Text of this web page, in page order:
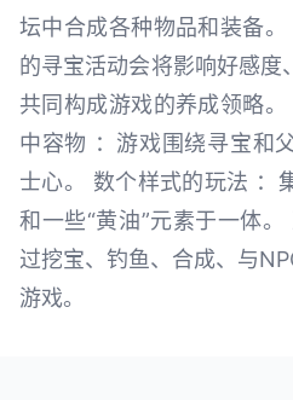
坛中合成各种物品和装备
的寻宝活动会将影响好感度
共同构成游戏的养成领略
中容物 ：游戏围绕寻宝和
士心。 数个样式的玩法 ：
和一些“黄油”元素于一体
过挖宝、钓鱼、合成、与
游戏。